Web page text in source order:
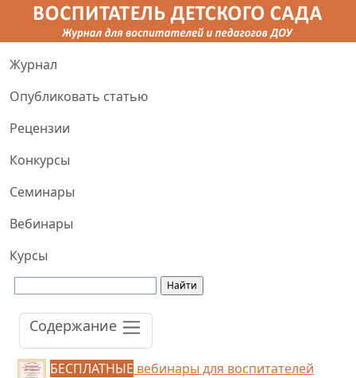
Журнал
Опубликовать статью
Рецензии
Конкурсы
Семинары
Вебинары
Курсы
Содержание
БЕСПЛАТНЫЕ вебинары для воспитателей